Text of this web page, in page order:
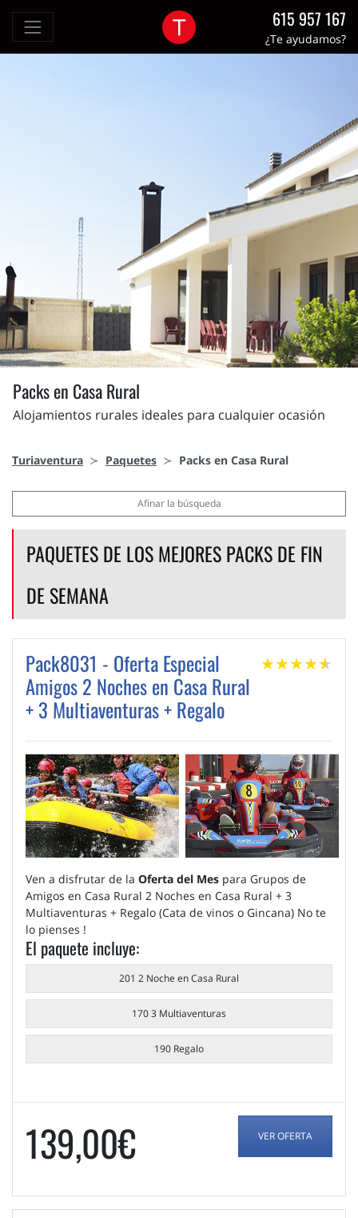
615 957 167
¿Te ayudamos?
Packs en Casa Rural
Alojamientos rurales ideales para cualquier ocasión
Turiaventura Paquetes Packs en Casa Rural
Afinar la búsqueda
PAQUETES DE LOS MEJORES PACKS DE FIN
DE SEMANA
Pack8031 - Oferta Especial
Amigos 2 Noches en Casa Rural
+ 3 Multiaventuras + Regalo
★★★★★
★
Ven a disfrutar de la Oferta del Mes para Grupos de
Amigos en Casa Rural 2 Noches en Casa Rural + 3
Multiaventuras + Regalo (Cata de vinos o Gincana) No te
lo pienses !
El paquete incluye:
201 2 Noche en Casa Rural
170 3 Multiaventuras
190 Regalo
139,00€ VER OFERTA